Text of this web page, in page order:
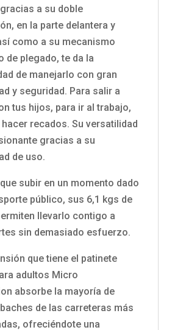
a su doble
en la parte delantera y
como a su mecanismo
de plegado, te da la
de manejarlo con gran
y seguridad. Para salir a
tus hijos, para ir al trabajo,
hacer recados. Su versatilidad
gracias a su
de uso.
subir en un momento dado
público, sus 6,1 kgs de
llevarlo contigo a
sin demasiado esfuerzo.
que tiene el patinete
adultos Micro
absorbe la mayoría de
de las carreteras más
ofreciéndote una